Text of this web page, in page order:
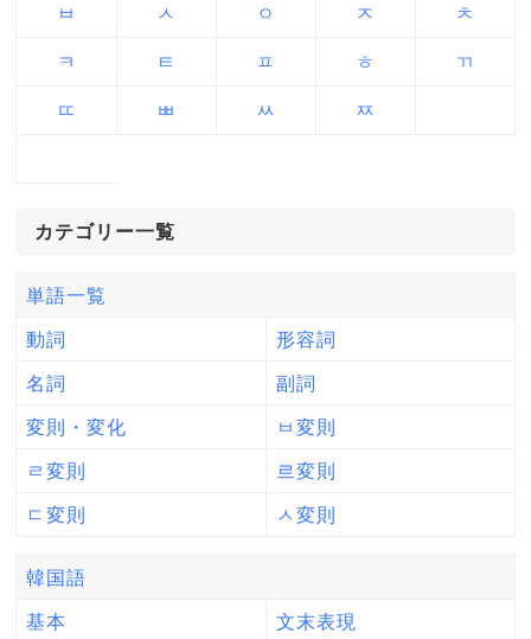
ㅂ ㅅ ㅇ ㅈ ㅊ
ㅋ ㅌ ㅍ ㅎ ㄲ
ㄸ ㅃ ㅆ ㅉ
カテゴリー一覧
単語一覧
動詞 形容詞
名詞 副詞
変則・変化 ㅂ変則
ㄹ変則 르変則
ㄷ変則 ㅅ変則
韓国語
基本 文末表現